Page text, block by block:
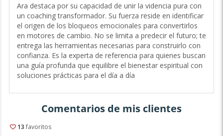
Ara destaca por su capacidad de unir la videncia pura con
un coaching transformador. Su fuerza reside en identificar
el origen de los bloqueos emocionales para convertirlos
en motores de cambio. No se limita a predecir el futuro; te
entrega las herramientas necesarias para construirlo con
confianza. Es la experta de referencia para quienes buscan
una guía profunda que equilibre el bienestar espiritual con
soluciones prácticas para el día a día
Comentarios de mis clientes
13favoritos